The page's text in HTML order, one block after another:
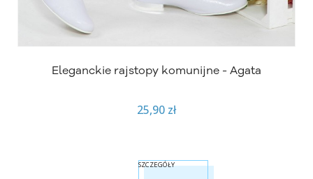
Eleganckie rajstopy komunijne - Agata
25,90 zł
SZCZEGÓŁY